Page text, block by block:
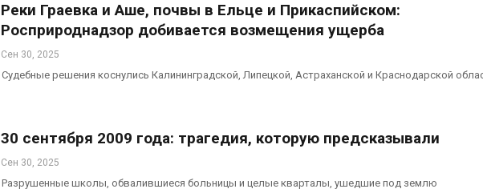
Реки Граевка и Аше, почвы в Ельце и Прикаспийском:
Росприроднадзор добивается возмещения ущерба
Сен 30, 2025
Судебные решения коснулись Калининградской, Липецкой, Астраханской и Краснодарской
30 сентября 2009 года: трагедия, которую предсказывали
Сен 30, 2025
Разрушенные школы, обвалившиеся больницы и целые кварталы, ушедшие под землю